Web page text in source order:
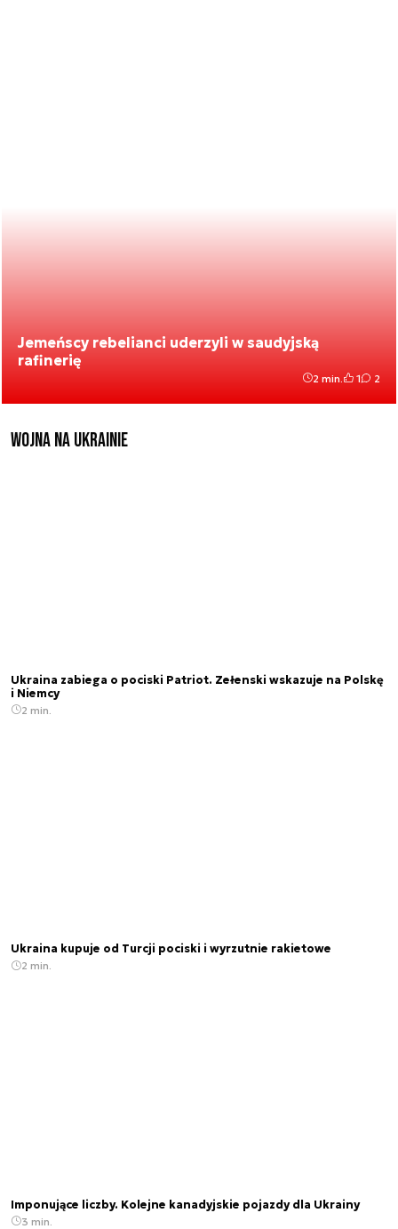
Jemeńscy rebelianci uderzyli w saudyjską
rafinerię
2 min. 1 2
Wojna na Ukrainie
Ukraina zabiega o pociski Patriot. Zełenski wskazuje na Polskę
i Niemcy
2 min.
Ukraina kupuje od Turcji pociski i wyrzutnie rakietowe
2 min.
Imponujące liczby. Kolejne kanadyjskie pojazdy dla Ukrainy
3 min.